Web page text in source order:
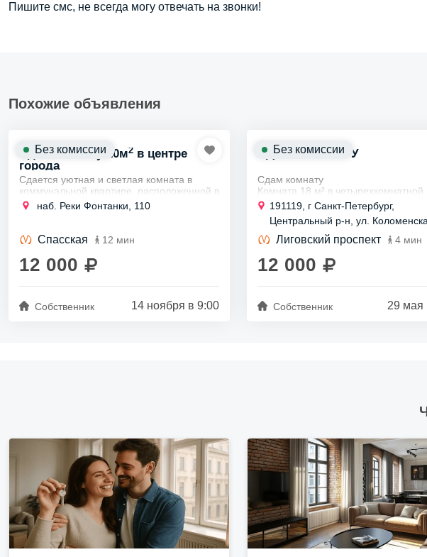
Пишите смс, не всегда могу отвечать на звонки!
Похожие объявления
Сдам комнату 20м2 в центре
города
Сдается уютная и светлая комната в
коммунальной квартире, расположенной в
сердце города, в Адмиралтейском
районе.
метро...
наб. Реки Фонтанки, 110
Спасская 12 мин
12 000
Собственник 14 ноября в 9:00
Без комиссии СДАТЬ КОМНАТУ
Сдам комнату
Комната 18 м² в четырехкомнатной
квартире.
Два больших окна с пластиковыми
рамами.
191119, г Санкт-Петербург,
Центральный р-н, ул.
33/40
Лиговский проспект 4 мин
12 000
Собственник 29 мая
Без комиссии